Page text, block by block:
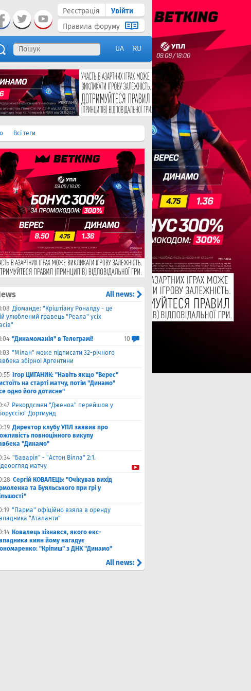
Реєстрація
Увійти
Правила форуму
UA RU
Всі теги
All news:
Діоманде: "Кріштіану Роналду - це
улюблений гравець "Реала" усіх
"Динамоманія" в Телеграмі!
10
"Мілан" може підписати 32-річного
збірної Аргентини
Ігор ЦИГАНИК: "Навіть якщо "Верес"
на старті матчу, потім "Динамо"
одно його дотисне"
Рекордсмен "Дженоа" перейшов у
Дортмунд
Директор клубу УПЛ заявив про
повноцінного викупу
"Динамо"
"Баварія" - "Астон Вілла" 2:1.
матчу
Сергій КОВАЛЕЦЬ: "Очікував вихід
та Буяльського при грі у
"Парма" офіційно взяла в оренду
"Аталанти"
Ковалець зізнався, якого екс-
киян йому нагадує
"Кріпиш" з ДНК "Динамо"
All news: